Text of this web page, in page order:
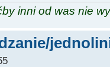
inni od was nie